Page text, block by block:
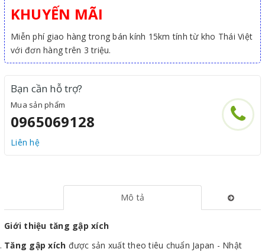
KHUYẾN MÃI
Miễn phí giao hàng trong bán kính 15km tính từ kho Thái Việt
với đơn hàng trên 3 triệu.
Bạn cần hỗ trợ?
Mua sản phẩm
0965069128
Liên hệ
Mô tả
Giới thiệu tăng gập xích
Tăng gập xích được sản xuất theo tiêu chuẩn Japan - Nhật